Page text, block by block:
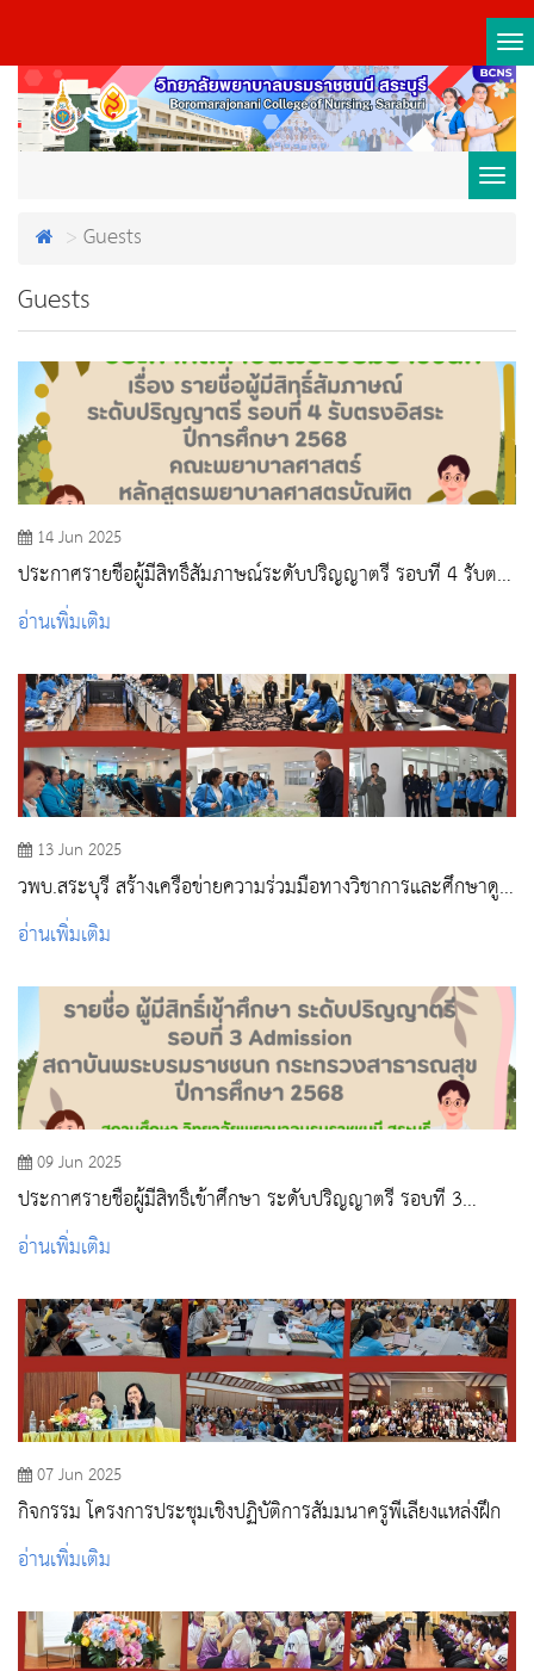
Guests
Guests
14 Jun 2025
ประกาศรายชื่อผู้มีสิทธิ์สัมภาษณ์ระดับปริญญาตรี รอบที่ 4 รับตรง
อิสระ ปีการศึกษา 2568
อ่านเพิ่มเติม
13 Jun 2025
วพบ.สระบุรี สร้างเครือข่ายความร่วมมือทางวิชาการและศึกษาดู
งาน ณ โรงเรียนนายเรืออากาศนวมินทกษัตริยาธิราช
อ่านเพิ่มเติม
09 Jun 2025
ประกาศรายชื่อผู้มีสิทธิ์เข้าศึกษา ระดับปริญญาตรี รอบที่ 3
Admission
อ่านเพิ่มเติม
07 Jun 2025
กิจกรรม โครงการประชุมเชิงปฏิบัติการสัมมนาครูพี่เลี้ยงแหล่งฝึก
อ่านเพิ่มเติม